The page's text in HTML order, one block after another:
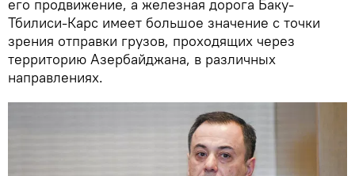
его продвижение, а железная дорога Баку-
Тбилиси-Карс имеет большое значение с точки
зрения отправки грузов, проходящих через
территорию Азербайджана, в различных
направлениях.